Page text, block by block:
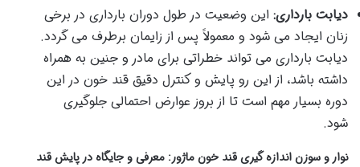
دیابت بارداری: این وضعیت در طول دوران بارداری در برخی
زنان ایجاد می شود و معمولاً پس از زایمان برطرف می گردد.
دیابت بارداری می تواند خطراتی برای مادر و جنین به همراه
داشته باشد، از این رو پایش و کنترل دقیق قند خون در این
دوره بسیار مهم است تا از بروز عوارض احتمالی جلوگیری
شود.
نوار و سوزن اندازه گیری قند خون ماژور: معرفی و جایگاه در پایش قند